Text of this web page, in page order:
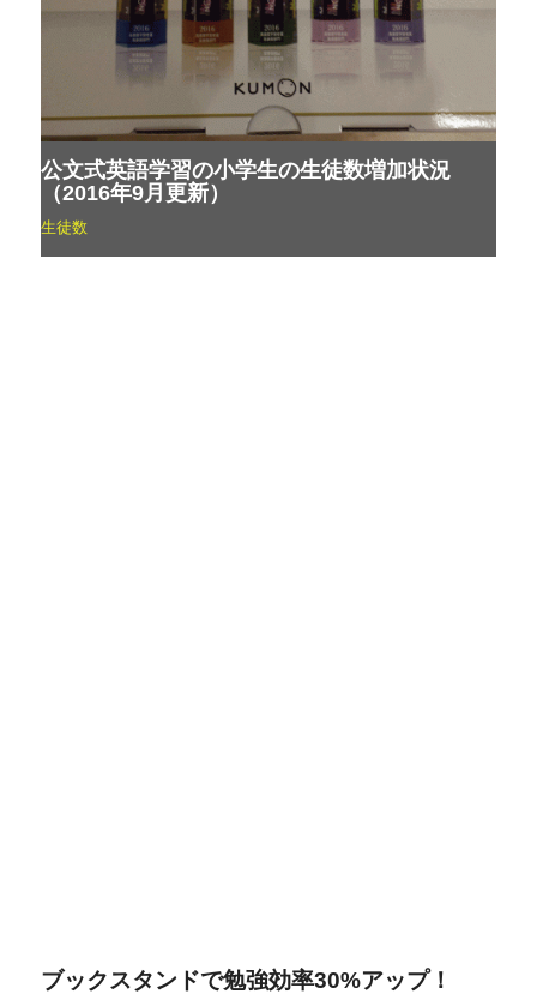
公文式英語学習の小学生の生徒数増加状況
（2016年9月更新）
生徒数
ブックスタンドで勉強効率30%アップ！